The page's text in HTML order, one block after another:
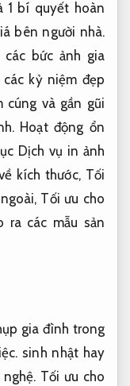
1 bí quyết hoàn
bên người nhà.
các bức ảnh gia
kỷ niệm đẹp
cúng và gần gũi
Hoạt động ổn
Dịch vụ in ảnh
kích thước, Tối
Tối ưu cho
ra các mẫu sản
gia đình trong
sinh nhật hay
Tối ưu cho